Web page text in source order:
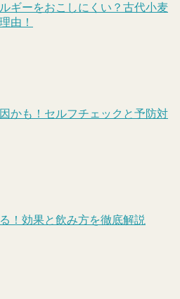
ギーをおこしにくい？古代小麦
由！
かも！セルフチェックと予防対
！効果と飲み方を徹底解説